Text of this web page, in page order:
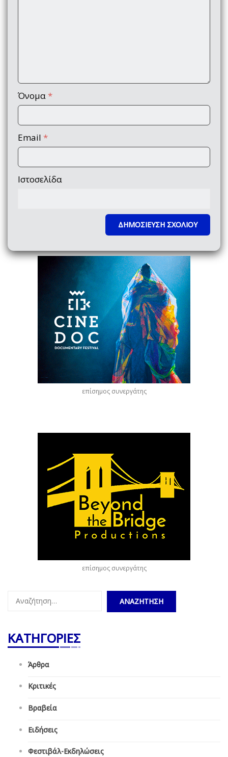
Όνομα *
Email *
Ιστοσελίδα
επίσημος συνεργάτης
επίσημος συνεργάτης
Αναζήτηση
ΚΑΤΗΓΟΡΙΕΣ
Άρθρα
Κριτικές
Βραβεία
Ειδήσεις
Φεστιβάλ-Εκδηλώσεις